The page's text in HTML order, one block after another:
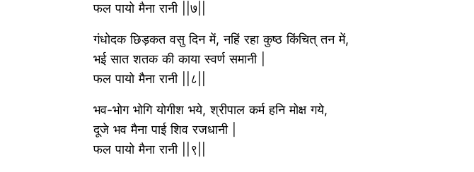
फल पायो मैना रानी ||७||
गंधोदक छिड़कत वसु दिन में, नहिं रहा कुष्ठ किंचित् तन में,
भई सात शतक की काया स्वर्ण समानी |
फल पायो मैना रानी ||८||
भव-भोग भोगि योगीश भये, श्रीपाल कर्म हनि मोक्ष गये,
दूजे भव मैना पाई शिव रजधानी |
फल पायो मैना रानी ||९||